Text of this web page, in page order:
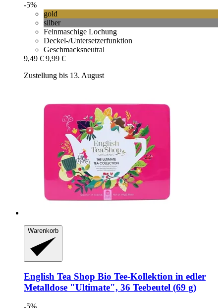
-5%
gold
silber
Feinmaschige Lochung
Deckel-/Untersetzerfunktion
Geschmacksneutral
9,49 € 9,99 €
Zustellung bis 13. August
Warenkorb
English Tea Shop Bio Tee-​Kollektion in edler
Metalldose "Ultimate", 36 Teebeutel (69 g)